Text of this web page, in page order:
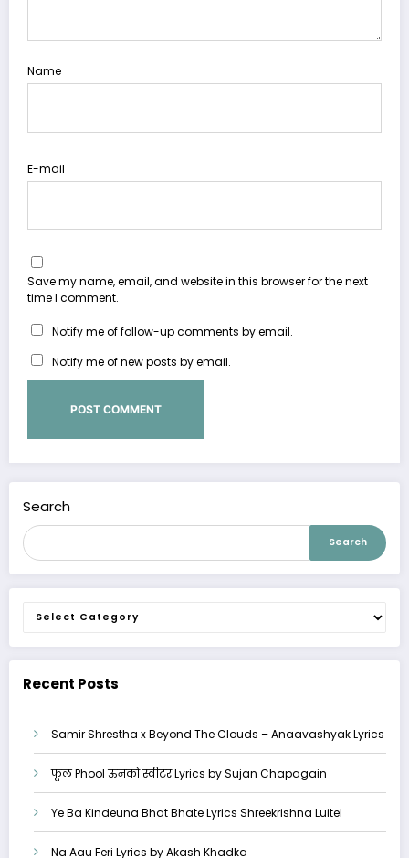
Name
E-mail
Save my name, email, and website in this browser for the next
time I comment.
Notify me of follow-up comments by email.
Notify me of new posts by email.
Search
Search
Categories
Recent Posts
Samir Shrestha x Beyond The Clouds – Anaavashyak Lyrics
फूल Phool ऊनको स्वीटर Lyrics by Sujan Chapagain
Ye Ba Kindeuna Bhat Bhate Lyrics Shreekrishna Luitel
Na Aau Feri Lyrics by Akash Khadka